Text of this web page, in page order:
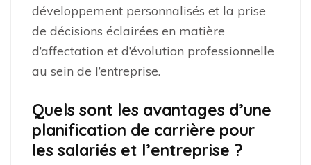
développement personnalisés et la prise
de décisions éclairées en matière
d’affectation et d’évolution professionnelle
au sein de l’entreprise.
Quels sont les avantages d’une
planification de carrière pour
les salariés et l’entreprise ?